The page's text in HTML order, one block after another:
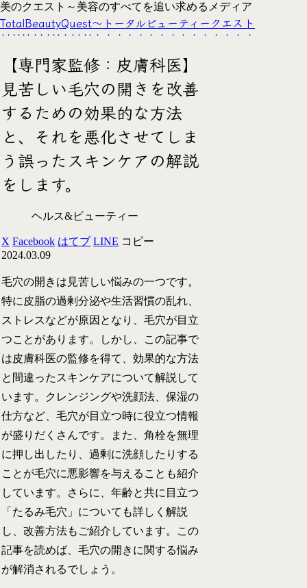
美のクエスト～美容のすべてを追い求めるメディア
TotalBeautyQuest～トータルビューティークエスト
【専門家監修：皮膚科医】
見苦しい毛穴の開きを改善
するための効果的な方法
と、それを悪化させてしま
う誤ったスキンケアの解説
をします。
ヘルス&ビューティー
X Facebook はてブ LINE コピー
2024.03.09
毛穴の開きは見苦しい悩みの一つです。
特に皮脂の過剰分泌や生活習慣の乱れ、
ストレスなどが原因となり、毛穴が目立
つことがあります。しかし、この記事で
は皮膚科医の監修を得て、効果的な方法
と間違ったスキンケアについて解説して
います。クレンジングや洗顔法、保湿の
仕方など、毛穴が目立つ時に役立つ情報
が盛りだくさんです。また、角栓を無理
に押し出したり、過剰に洗顔したりする
ことが毛穴に悪影響を与えることも紹介
しています。さらに、年齢と共に目立つ
「たるみ毛穴」についても詳しく解説
し、改善方法もご紹介しています。この
記事を読めば、毛穴の開きに関する悩み
が解消されるでしょう。